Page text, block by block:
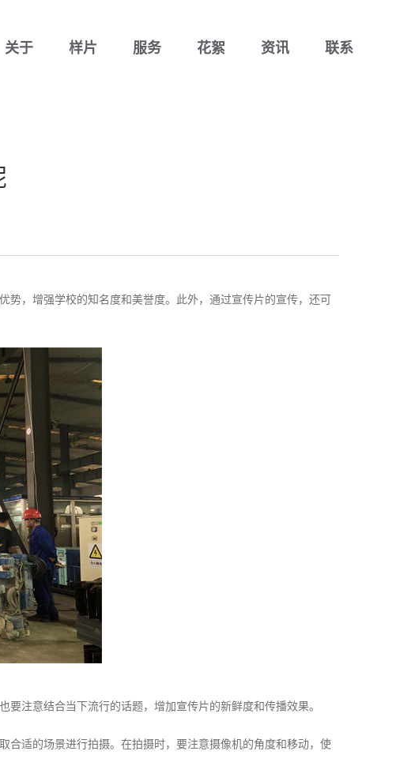
关于 样片 服务 花絮 资讯 联系
势，增强学校的知名度和美誉度。此外，通过宣传片的宣传，还可
注意结合当下流行的话题，增加宣传片的新鲜度和传播效果。
适的场景进行拍摄。在拍摄时，要注意摄像机的角度和移动，使